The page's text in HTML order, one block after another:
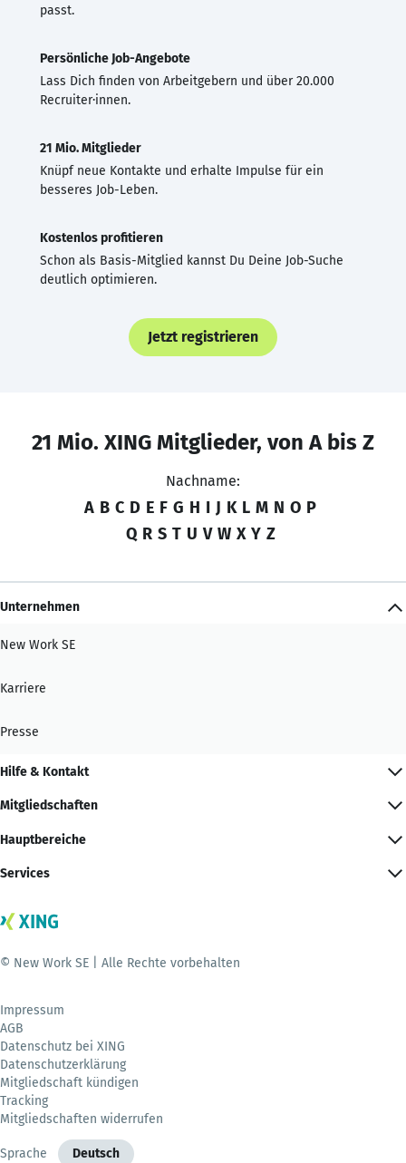
passt.
Persönliche Job-Angebote
Lass Dich finden von Arbeitgebern und über 20.000
Recruiter·innen.
21 Mio. Mitglieder
Knüpf neue Kontakte und erhalte Impulse für ein
besseres Job-Leben.
Kostenlos profitieren
Schon als Basis-Mitglied kannst Du Deine Job-Suche
deutlich optimieren.
Jetzt registrieren
21 Mio. XING Mitglieder, von A bis Z
Nachname:
A B C D E F G H I J K L M N O P
Q R S T U V W X Y Z
Unternehmen
New Work SE
Karriere
Presse
Hilfe & Kontakt
Mitgliedschaften
Hauptbereiche
Services
© New Work SE | Alle Rechte vorbehalten
Impressum
AGB
Datenschutz bei XING
Datenschutzerklärung
Mitgliedschaft kündigen
Tracking
Mitgliedschaften widerrufen
Sprache Deutsch